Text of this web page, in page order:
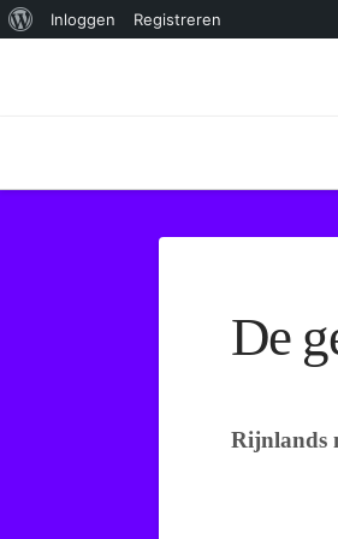
Over
Inloggen
Registreren
De
Rijnlands